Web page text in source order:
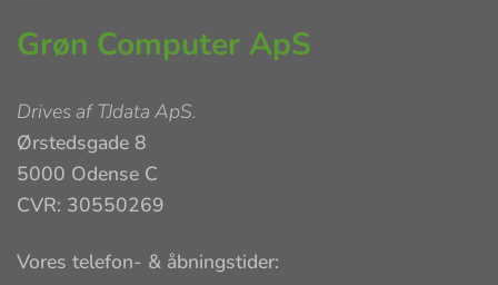
Grøn Computer ApS
Drives afTJdata ApS.
Ørstedsgade 8
5000 Odense C
CVR: 30550269
Vores telefon- & åbningstider: